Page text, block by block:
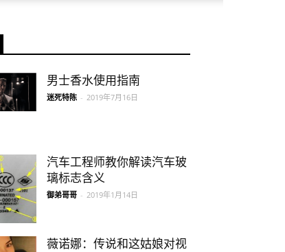
男士香水使用指南
迷死特陈 - 2019年7月16日
汽车工程师教你解读汽车玻
璃标志含义
御弟哥哥 - 2019年1月14日
薇诺娜：传说和这姑娘对视